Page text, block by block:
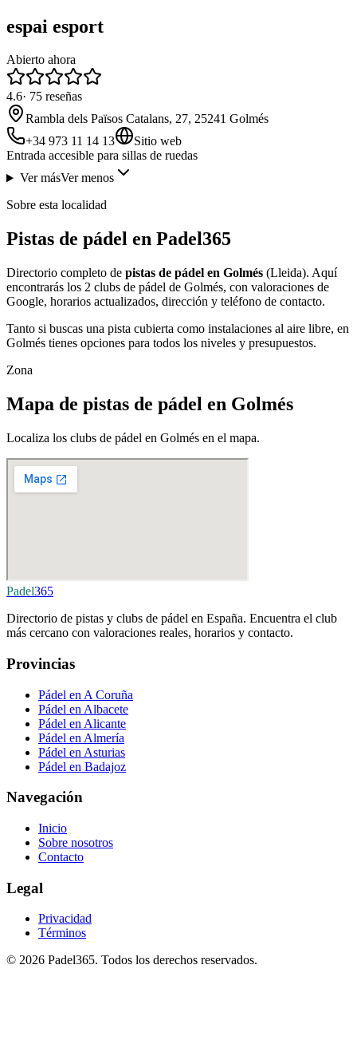
espai esport
Abierto ahora
4.6· 75 reseñas
Rambla dels Països Catalans, 27, 25241 Golmés
+34 973 11 14 13
Sitio web
Entrada accesible para sillas de ruedas
Ver másVer menos
Sobre esta localidad
Pistas de pádel en Padel365
Directorio completo de pistas de pádel en Golmés (Lleida). Aquí
encontrarás los 2 clubs de pádel de Golmés, con valoraciones de
Google, horarios actualizados, dirección y teléfono de contacto.
Tanto si buscas una pista cubierta como instalaciones al aire libre, en
Golmés tienes opciones para todos los niveles y presupuestos.
Zona
Mapa de pistas de pádel en Golmés
Localiza los clubs de pádel en Golmés en el mapa.
Padel365
Directorio de pistas y clubs de pádel en España. Encuentra el club
más cercano con valoraciones reales, horarios y contacto.
Provincias
Pádel en A Coruña
Pádel en Albacete
Pádel en Alicante
Pádel en Almería
Pádel en Asturias
Pádel en Badajoz
Navegación
Inicio
Sobre nosotros
Contacto
Legal
Privacidad
Términos
© 2026 Padel365. Todos los derechos reservados.